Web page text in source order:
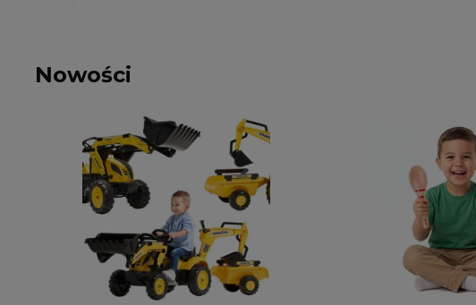
Nowości